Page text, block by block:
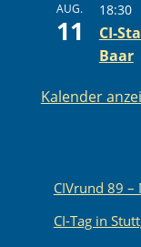
AUG.
11
18:30
CI-
Baar
Kalender
CIVrund 89 –
CI-Tag in